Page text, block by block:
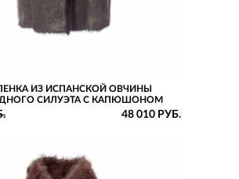
ИЗ ИСПАНСКОЙ ОВЧИНЫ
СИЛУЭТА С КАПЮШОНОМ
48 010 РУБ.